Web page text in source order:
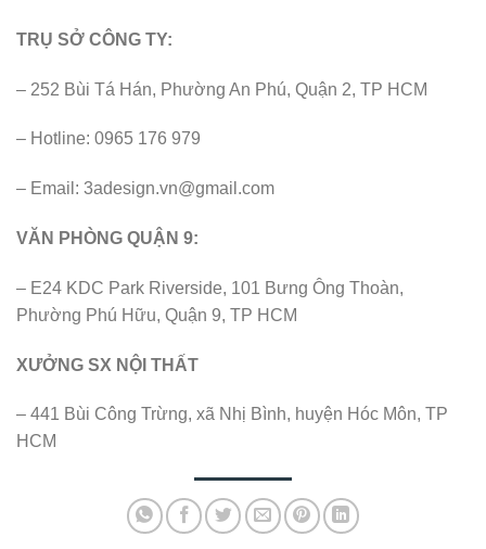
TRỤ SỞ CÔNG TY:
– 252 Bùi Tá Hán, Phường An Phú, Quận 2, TP HCM
– Hotline: 0965 176 979
– Email: 3adesign.vn@gmail.com
VĂN PHÒNG QUẬN 9:
– E24 KDC Park Riverside, 101 Bưng Ông Thoàn,
Phường Phú Hữu, Quận 9, TP HCM
XƯỞNG SX NỘI THẤT
– 441 Bùi Công Trừng, xã Nhị Bình, huyện Hóc Môn, TP
HCM